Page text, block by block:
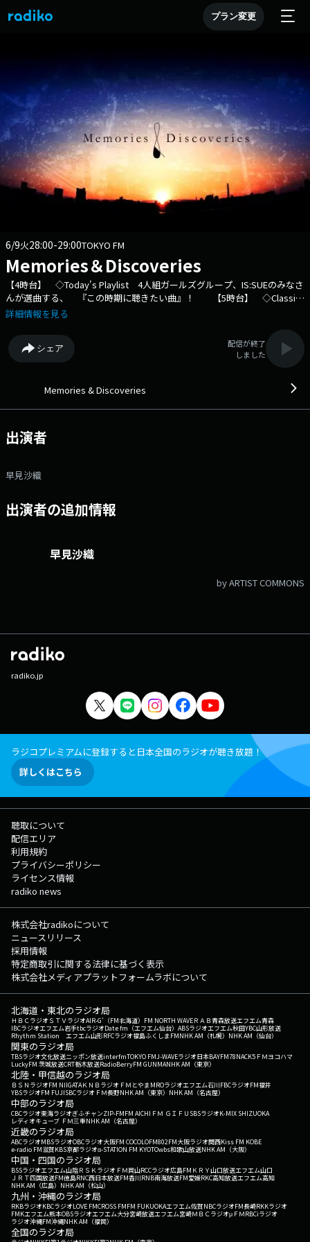
プラン変更
6/9火28:00-29:00TOKYO FM
Memories＆Discoveries
【4時台】 ◇Today's Playlist 4人組ガールズグループ、IS:SUEのみなさ
んが選曲する、 『この時期に聴きたい曲』！ 【5時台】 ◇Classic
Playlist クラシックライターの板倉重雄さんが、 『生誕150年ブルー
シャン、著名クリエイター、文化人が、それぞれのリコメンド楽曲で素敵
な音楽空間をプロデュース。 懐かしさを感じるナンバー、新たな出会い
となるようなナンバー等、幅広い世代に、時代を超えた邦・洋楽の名曲を
ッセージフォーム：https://form.jfn.co.jp/memories/message
詳細情報を見る
シェア
配信が終了
しました
Memories & Discoveries
出演者
早見沙織
出演者の追加情報
早見沙織
by ARTIST COMMONS
radiko.jp
ラジコプレミアムに登録すると日本全国のラジオが聴き放題！
詳しくはこちら
聴取について
配信エリア
利用規約
プライバシーポリシー
ライセンス情報
radiko news
株式会社radikoについて
ニュースリリース
採用情報
特定商取引に関する法律に基づく表示
株式会社メディアプラットフォームラボについて
北海道・東北のラジオ局
ＨＢＣラジオＳＴＶラジオAIR-G'（FM北海道） FM NORTH WAVEＲＡＢ青森放送エフエム青森
IBCラジオエフエム岩手tbcラジオDate fm（エフエム仙台） ABSラジオエフエム秋田YBC山形放送
Rhythm Station エフエム山形RFCラジオ福島ふくしまFMNHK AM（札幌） NHK AM（仙台）
関東のラジオ局
TBSラジオ文化放送ニッポン放送interfmTOKYO FMJ-WAVEラジオ日本BAYFM78NACK5 ＦＭヨコハマ
LuckyFM 茨城放送CRT栃木放送RadioBerryFM GUNMANHK AM（東京）
北陸・甲信越のラジオ局
ＢＳＮラジオFM NIIGATAＫＮＢラジオ ＦＭとやまMROラジオエフエム石川FBCラジオFM福井
YBSラジオFM FUJISBCラジオ ＦＭ長野NHK AM（東京） NHK AM（名古屋）
中部のラジオ局
CBCラジオ東海ラジオぎふチャンZIP-FMFM AICHI ＦＭ ＧＩＦＵ SBSラジオK-MIX SHIZUOKA
レディオキューブ ＦＭ三重NHK AM（名古屋）
近畿のラジオ局
ABCラジオMBSラジオOBCラジオ大阪FM COCOLOFM802FM大阪ラジオ関西Kiss FM KOBE
e-radio FM滋賀KBS京都ラジオα-STATION FM KYOTOwbs和歌山放送NHK AM（大阪）
中国・四国のラジオ局
BSSラジオエフエム山陰ＲＳＫラジオ ＦＭ岡山RCCラジオ広島FM ＫＲＹ山口放送エフエム山口
ＪＲＴ四国放送FM徳島RNC西日本放送FM香川RNB南海放送FM愛媛RKC高知放送エフエム高知
NHK AM（広島） NHK AM（松山）
九州・沖縄のラジオ局
RKBラジオKBCラジオLOVE FMCROSS FMFM FUKUOKAエフエム佐賀NBCラジオFM長崎RKKラジオ
FMKエフエム熊本OBSラジオエフエム大分宮崎放送エフエム宮崎ＭＢＣラジオμＦＭRBCiラジオ
ラジオ沖縄FM沖縄NHK AM（福岡）
全国のラジオ局